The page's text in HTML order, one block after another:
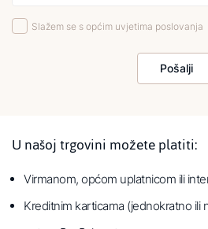
Slažem se s općim uvjetima poslovanja
Pošalji
U našoj trgovini možete platiti:
Virmanom, općom uplatnicom ili
Kreditnim karticama (jednokratno ili